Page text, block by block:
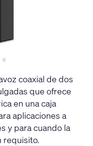
Slide
3
coaxial de dos
que ofrece
en una caja
aplicaciones a
y para cuando la
requisito.